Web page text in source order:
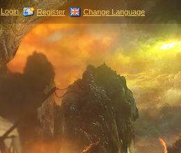
Login Register Change Language